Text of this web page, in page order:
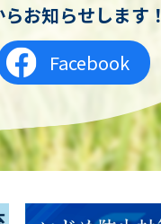
お知らせします！
Facebook